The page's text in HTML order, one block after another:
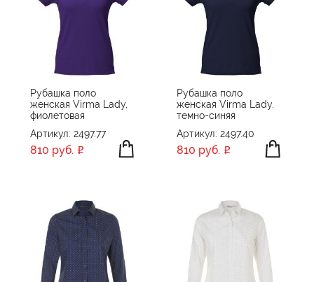
Рубашка поло
женская Virma Lady,
фиолетовая
Артикул: 2497.77
810 руб.
Рубашка поло
женская Virma Lady,
темно-синяя
Артикул: 2497.40
810 руб.